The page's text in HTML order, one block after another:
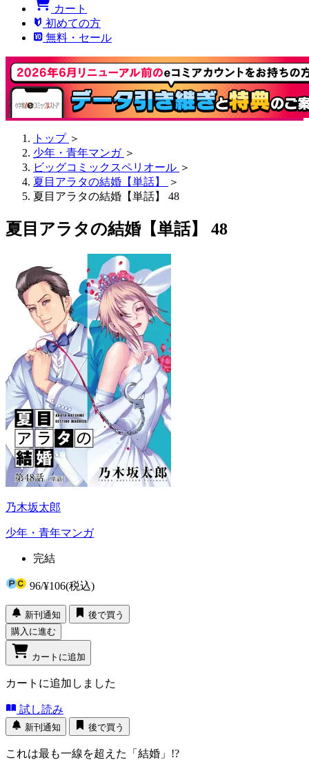
カート
初めての方
無料・セール
トップ ＞
少年・青年マンガ ＞
ビッグコミックスペリオール ＞
夏目アラタの結婚【単話】
＞
夏目アラタの結婚【単話】 48
夏目アラタの結婚【単話】 48
乃木坂太郎
少年・青年マンガ
完結
96/¥106(税込)
新刊通知
後で買う
購入に進む
カートに追加
カートに追加しました
試し読み
新刊通知 後で買う
これは最も一線を超えた「結婚」!?